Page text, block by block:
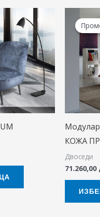
КОЖА
Двоседи
71.260,00